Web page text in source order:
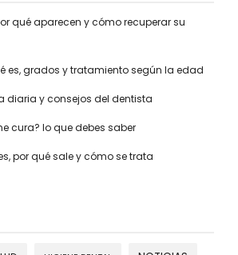
qué aparecen y cómo recuperar su
es, grados y tratamiento según la edad
diaria y consejos del dentista
cura? lo que debes saber
por qué sale y cómo se trata